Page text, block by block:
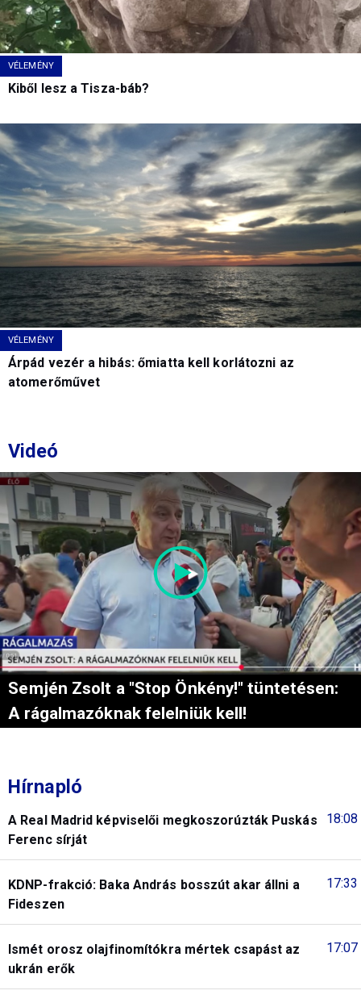
VÉLEMÉNY
Kiből lesz a Tisza-báb?
VÉLEMÉNY
Árpád vezér a hibás: őmiatta kell korlátozni az
atomerőművet
Videó
Semjén Zsolt a "Stop Önkény!" tüntetésen:
A rágalmazóknak felelniük kell!
Hírnapló
18:08
A Real Madrid képviselői megkoszorúzták Puskás
Ferenc sírját
17:33
KDNP-frakció: Baka András bosszút akar állni a
Fideszen
17:07
Ismét orosz olajfinomítókra mértek csapást az
ukrán erők